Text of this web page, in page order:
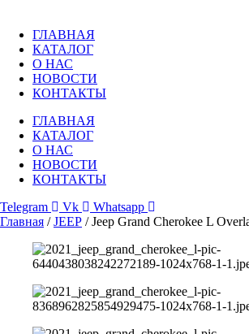
содержимому
ГЛАВНАЯ
КАТАЛОГ
О НАС
НОВОСТИ
КОНТАКТЫ
ГЛАВНАЯ
КАТАЛОГ
О НАС
НОВОСТИ
КОНТАКТЫ
Telegram
Vk
Whatsapp
Главная /JEEP / Jeep Grand Cherokee L